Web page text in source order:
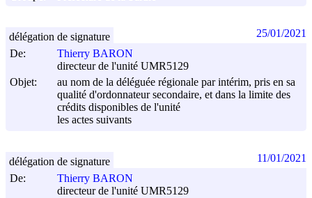
De:
Thierry BARON
directeur de l'unité UMR5129
Objet:
au nom de la déléguée régionale par intérim, pris en sa
qualité d'ordonnateur secondaire, et dans la limite des
crédits disponibles de l'unité
les actes suivants
délégation de signature 25/01/2021
De:
Thierry BARON
directeur de l'unité UMR5129
délégation de signature 11/01/2021